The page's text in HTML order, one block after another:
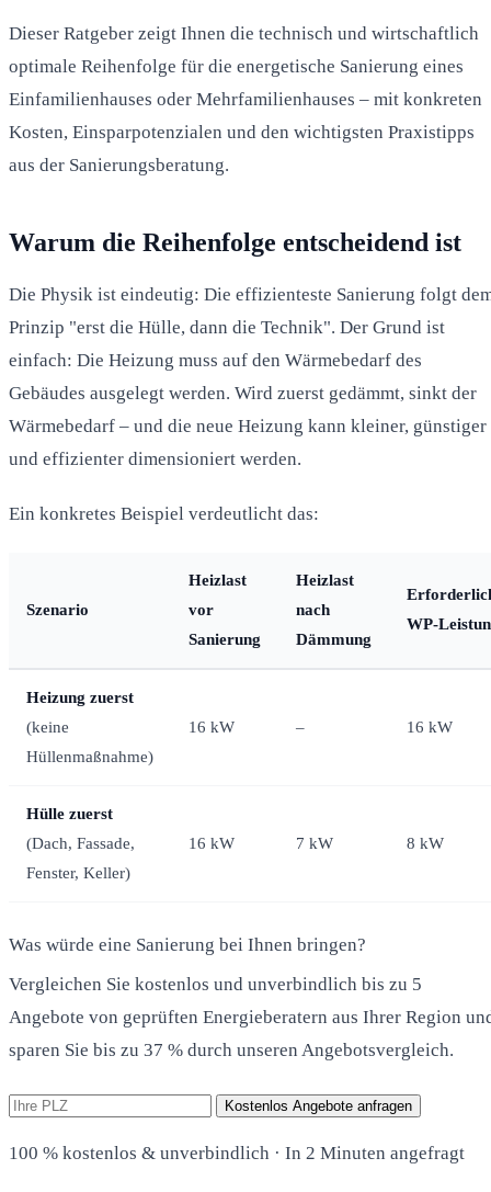
Dieser Ratgeber zeigt Ihnen die technisch und wirtschaftlich
optimale Reihenfolge für die energetische Sanierung eines
Einfamilienhauses oder Mehrfamilienhauses – mit konkreten
Kosten, Einsparpotenzialen und den wichtigsten Praxistipps
aus der Sanierungsberatung.
Warum die Reihenfolge entscheidend ist
Die Physik ist eindeutig: Die effizienteste Sanierung folgt
Prinzip "erst die Hülle, dann die Technik". Der Grund ist
einfach: Die Heizung muss auf den Wärmebedarf des
Gebäudes ausgelegt werden. Wird zuerst gedämmt, sinkt der
Wärmebedarf – und die neue Heizung kann kleiner, günstiger
und effizienter dimensioniert werden.
Ein konkretes Beispiel verdeutlicht das:
Szenario
Heizlast
vor
Sanierung
Heizlast
nach
Dämmung
WP-
Heizung zuerst
(keine
Hüllenmaßnahme)
16 kW – 16 kW
Hülle zuerst
(Dach, Fassade,
Fenster, Keller)
16 kW 7 kW 8 kW
Was würde eine Sanierung bei Ihnen bringen?
Vergleichen Sie kostenlos und unverbindlich bis zu 5
Angebote von geprüften Energieberatern aus Ihrer Region
sparen Sie bis zu 37 % durch unseren Angebotsvergleich.
Kostenlos Angebote anfragen
100 % kostenlos & unverbindlich · In 2 Minuten angefragt